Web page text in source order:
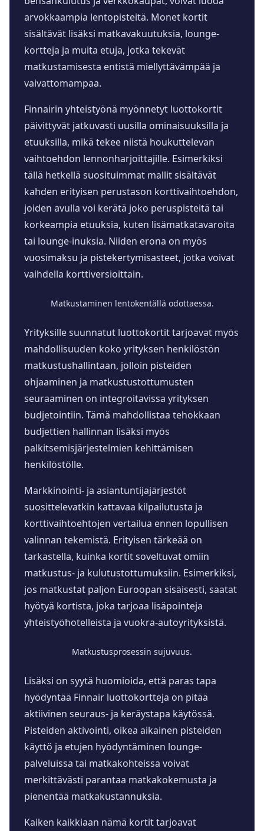
arvokkaampia lentopisteitä. Monet kortit
sisältävät lisäksi matkavakuutuksia, lounge-
kortteja ja muita etuja, jotka tekevät
matkustamisesta entistä miellyttävämpää ja
vaivattomampaa.
Finnairin yhteistyönä myönnetyt luottokortit
päivittyvät jatkuvasti uusilla ominaisuuksilla ja
etuuksilla, mikä tekee niistä houkuttelevan
vaihtoehdon lennonharjoittajille. Esimerkiksi
tällä hetkellä suosituimmat mallit sisältävät
kahden erityisen perustason korttivaihtoehdon,
joiden avulla voi kerätä joko peruspisteitä tai
korkeampia etuuksia, kuten lisämatkatavaroita
tai lounge-inuksia. Niiden erona on myös
vuosimaksu ja pistekertymisasteet, jotka voivat
vaihdella korttiversioittain.
Matkustaminen lentokentällä odottaessa.
Yrityksille suunnatut luottokortit tarjoavat myös
mahdollisuuden koko yrityksen henkilöstön
matkustushallintaan, jolloin pisteiden
ohjaaminen ja matkustustottumusten
seuraaminen on integroitavissa yrityksen
budjetointiin. Tämä mahdollistaa tehokkaan
budjettien hallinnan lisäksi myös
palkitsemisjärjestelmien kehittämisen
henkilöstölle.
Markkinointi- ja asiantuntijajärjestöt
suosittelevatkin kattavaa kilpailutusta ja
korttivaihtoehtojen vertailua ennen lopullisen
valinnan tekemistä. Erityisen tärkeää on
tarkastella, kuinka kortit soveltuvat omiin
matkustus- ja kulutustottumuksiin. Esimerkiksi,
jos matkustat paljon Euroopan sisäisesti, saatat
hyötyä kortista, joka tarjoaa lisäpointeja
yhteistyöhotelleista ja vuokra-autoyrityksistä.
Matkustusprosessin sujuvuus.
Lisäksi on syytä huomioida, että paras tapa
hyödyntää Finnair luottokortteja on pitää
aktiivinen seuraus- ja keräystapa käytössä.
Pisteiden aktivointi, oikea aikainen pisteiden
käyttö ja etujen hyödyntäminen lounge-
palveluissa tai matkakohteissa voivat
merkittävästi parantaa matkakokemusta ja
pienentää matkakustannuksia.
Kaiken kaikkiaan nämä kortit tarjoavat